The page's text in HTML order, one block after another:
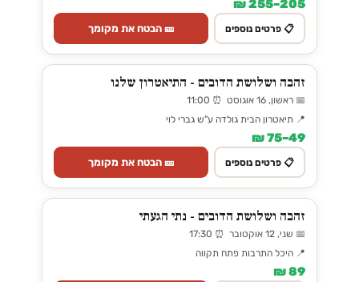
205–255 ₪
📋 פרטים נוספים 🎫 הבטח את מקומך
זהבה ושלושת הדובים - התיאטרון שלנו
📅 ראשון, 16 אוגוסט ⏰ 11:00
📍 תיאטרון הבית גולדה ע"ש גברי לוי
49–75 ₪
📋 פרטים נוספים 🎫 הבטח את מקומך
זהבה ושלושת הדובים - נתי הגעתי
📅 שני, 12 אוקטובר ⏰ 17:30
📍 היכל התרבות פתח תקווה
89 ₪